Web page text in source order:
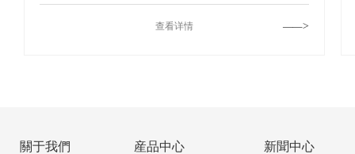
查看详情 ——>
關于我們 産品中心 新聞中心